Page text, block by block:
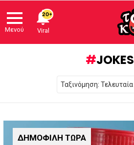
Μενού
JOKES
ΔΗΜΟΦΙΛΗ ΤΩΡΑ
20+
Viral